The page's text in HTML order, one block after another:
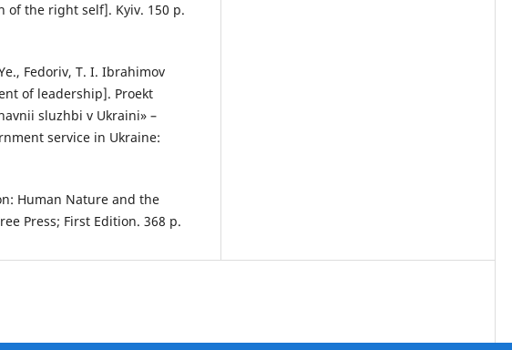
of the right self]. Kyiv. 150 p.
Fedoriv, T. I. Ibrahimov
of leadership]. Proekt
sluzhbi v Ukraini» –
service in Ukraine:
Human Nature and the
Press; First Edition. 368 p.